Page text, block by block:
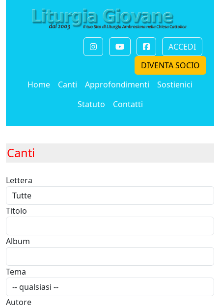
ACCEDI
DIVENTA SOCIO
Home
Canti Approfondimenti
Sostienici
Statuto
Contatti
Canti
Lettera
Titolo
Album
Tema
Autore